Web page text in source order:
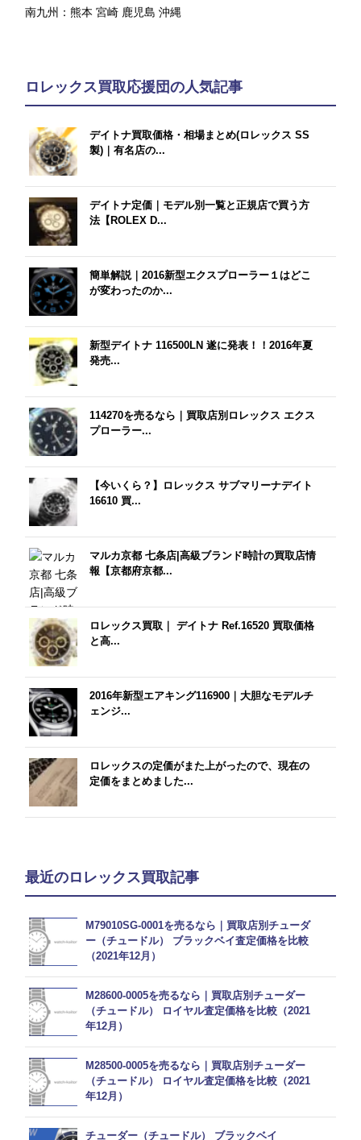
南九州：熊本 宮崎 鹿児島 沖縄
ロレックス買取応援団の人気記事
デイトナ買取価格・相場まとめ(ロレックス SS
製)｜有名店の...
デイトナ定価｜モデル別一覧と正規店で買う方
法【ROLEX D...
簡単解説｜2016新型エクスプローラー１はどこ
が変わったのか...
新型デイトナ 116500LN 遂に発表！！2016年夏
発売...
114270を売るなら｜買取店別ロレックス エクス
プローラー...
【今いくら？】ロレックス サブマリーナデイト
16610 買...
マルカ京都 七条店|高級ブランド時計の買取店情
報【京都府京都...
ロレックス買取｜ デイトナ Ref.16520 買取価格
と高...
2016年新型エアキング116900｜大胆なモデルチ
ェンジ...
ロレックスの定価がまた上がったので、現在の
定価をまとめました...
最近のロレックス買取記事
M79010SG-0001を売るなら｜買取店別チューダ
ー（チュードル） ブラックベイ査定価格を比較
（2021年12月）
M28600-0005を売るなら｜買取店別チューダー
（チュードル） ロイヤル査定価格を比較（2021
年12月）
M28500-0005を売るなら｜買取店別チューダー
（チュードル） ロイヤル査定価格を比較（2021
年12月）
チューダー（チュードル） ブラックベイ